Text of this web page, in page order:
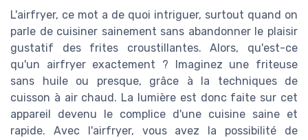
L'airfryer, ce mot a de quoi intriguer, surtout quand on
parle de cuisiner sainement sans abandonner le plaisir
gustatif des frites croustillantes. Alors, qu'est-ce
qu'un airfryer exactement ? Imaginez une friteuse
sans huile ou presque, grâce à la techniques de
cuisson à air chaud. La lumière est donc faite sur cet
appareil devenu le complice d'une cuisine saine et
rapide. Avec l'airfryer, vous avez la possibilité de